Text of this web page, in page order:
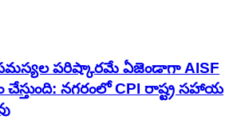
పరిష్కారమే ఏజెండాగా AISF
నగరంలో CPI రాష్ట్ర సహాయ